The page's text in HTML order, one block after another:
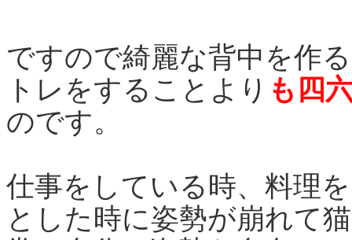
ですので綺麗な背中を作
トレをすることより も四
のです。
仕事をしている時、料理
とした時に姿勢が崩れて